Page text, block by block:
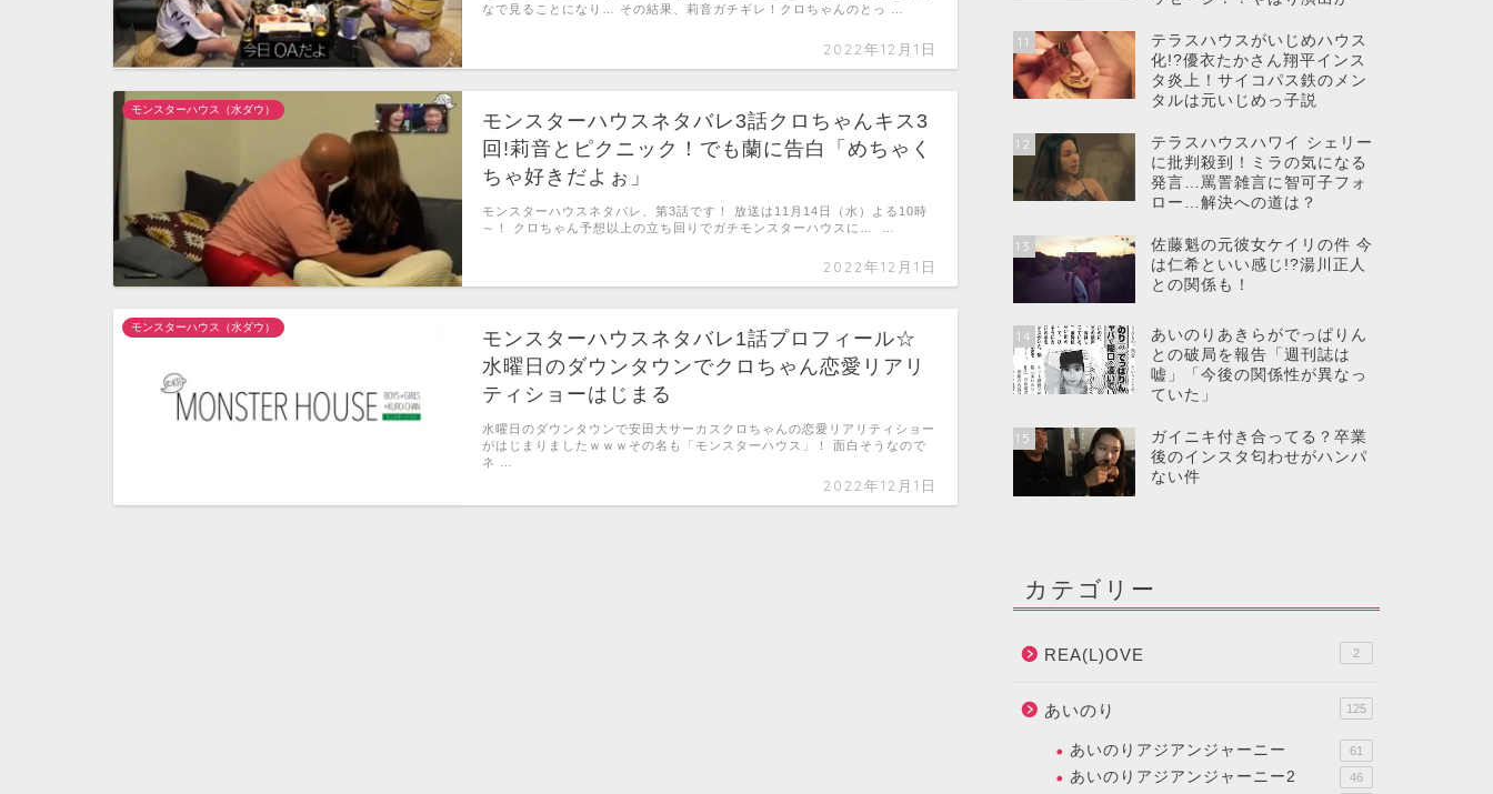
2022年12月1日
なで見ることになり… その結果、莉音ガチギレ！クロちゃんのとっ …
モンスターハウス（水ダウ）
モンスターハウスネタバレ3話クロちゃんキス3
回!莉音とピクニック！でも蘭に告白「めちゃく
ちゃ好きだよぉ」
2022年12月1日
モンスターハウスネタバレ、第3話です！ 放送は11月14日（水）よる10時
～！ クロちゃん予想以上の立ち回りでガチモンスターハウスに… …
モンスターハウス（水ダウ）
モンスターハウスネタバレ1話プロフィール☆
水曜日のダウンタウンでクロちゃん恋愛リアリ
ティショーはじまる
2022年12月1日
水曜日のダウンタウンで安田大サーカスクロちゃんの恋愛リアリティショー
がはじまりましたｗｗｗその名も「モンスターハウス」！ 面白そうなので
ネ …
11
テラスハウスがいじめハウス
化!?優衣たかさん翔平インス
タ炎上！サイコパス鉄のメン
タルは元いじめっ子説
12
テラスハウスハワイ シェリー
に批判殺到！ミラの気になる
発言…罵詈雑言に智可子フォ
ロー…解決への道は？
13
佐藤魁の元彼女ケイリの件 今
は仁希といい感じ!?湯川正人
との関係も！
14
あいのりあきらがでっぱりん
との破局を報告「週刊誌は
嘘」「今後の関係性が異なっ
ていた」
15
ガイニキ付き合ってる？卒業
後のインスタ匂わせがハンパ
ない件
カテゴリー
REA(L)OVE 2
あいのり 125
あいのりアジアンジャーニー 61
あいのりアジアンジャーニー2 46